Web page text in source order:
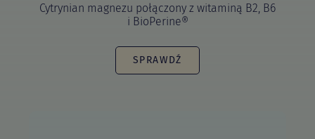
Cytrynian magnezu połączony z witaminą B2, B6
i BioPerine®
SPRAWDŹ